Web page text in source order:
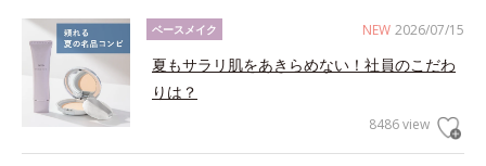
NEW 2026/07/15
ベースメイク
夏もサラリ肌をあきらめない！社員のこだわ
りは？
8486 view